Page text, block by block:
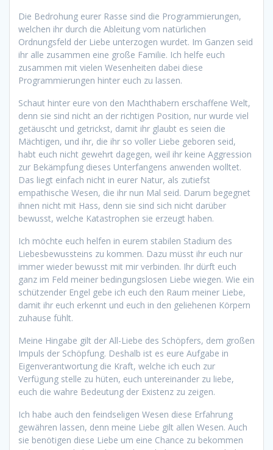
Die Bedrohung eurer Rasse sind die Programmierungen,
welchen ihr durch die Ableitung vom natürlichen
Ordnungsfeld der Liebe unterzogen wurdet. Im Ganzen seid
ihr alle zusammen eine große Familie. Ich helfe euch
zusammen mit vielen Wesenheiten dabei diese
Programmierungen hinter euch zu lassen.
Schaut hinter eure von den Machthabern erschaffene Welt,
denn sie sind nicht an der richtigen Position, nur wurde viel
getäuscht und getrickst, damit ihr glaubt es seien die
Mächtigen, und ihr, die ihr so voller Liebe geboren seid,
habt euch nicht gewehrt dagegen, weil ihr keine Aggression
zur Bekämpfung dieses Unterfangens anwenden wolltet.
Das liegt einfach nicht in eurer Natur, als zutiefst
empathische Wesen, die ihr nun Mal seid. Darum begegnet
ihnen nicht mit Hass, denn sie sind sich nicht darüber
bewusst, welche Katastrophen sie erzeugt haben.
Ich möchte euch helfen in eurem stabilen Stadium des
Liebesbewussteins zu kommen. Dazu müsst ihr euch nur
immer wieder bewusst mit mir verbinden. Ihr dürft euch
ganz im Feld meiner bedingungslosen Liebe wiegen. Wie ein
schützender Engel gebe ich euch den Raum meiner Liebe,
damit ihr euch erkennt und euch in den geliehenen Körpern
zuhause fühlt.
Meine Hingabe gilt der All-Liebe des Schöpfers, dem großen
Impuls der Schöpfung. Deshalb ist es eure Aufgabe in
Eigenverantwortung die Kraft, welche ich euch zur
Verfügung stelle zu hüten, euch untereinander zu liebe,
euch die wahre Bedeutung der Existenz zu zeigen.
Ich habe auch den feindseligen Wesen diese Erfahrung
gewähren lassen, denn meine Liebe gilt allen Wesen. Auch
sie benötigen diese Liebe um eine Chance zu bekommen